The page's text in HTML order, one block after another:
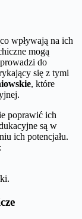
wpływają na ich
mogą
do
się z tymi
, które
poprawić ich
są w
ich potencjału.